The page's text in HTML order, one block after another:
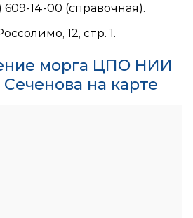
609-14-00 (справочная).
12, стр. 1.
морга ЦПО НИИ
на карте